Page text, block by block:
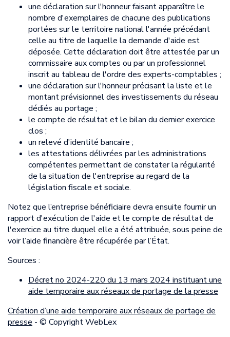
une déclaration sur l'honneur faisant apparaître le
nombre d'exemplaires de chacune des publications
portées sur le territoire national l'année précédant
celle au titre de laquelle la demande d'aide est
déposée. Cette déclaration doit être attestée par un
commissaire aux comptes ou par un professionnel
inscrit au tableau de l'ordre des experts-comptables ;
une déclaration sur l'honneur précisant la liste et le
montant prévisionnel des investissements du réseau
dédiés au portage ;
le compte de résultat et le bilan du dernier exercice
clos ;
un relevé d'identité bancaire ;
les attestations délivrées par les administrations
compétentes permettant de constater la régularité
de la situation de l'entreprise au regard de la
législation fiscale et sociale.
Notez que l’entreprise bénéficiaire devra ensuite fournir un
rapport d'exécution de l'aide et le compte de résultat de
l'exercice au titre duquel elle a été attribuée, sous peine de
voir l’aide financière être récupérée par l’État.
Sources :
Décret no 2024-220 du 13 mars 2024 instituant une
aide temporaire aux réseaux de portage de la presse
Création d’une aide temporaire aux réseaux de portage de
presse - © Copyright WebLex